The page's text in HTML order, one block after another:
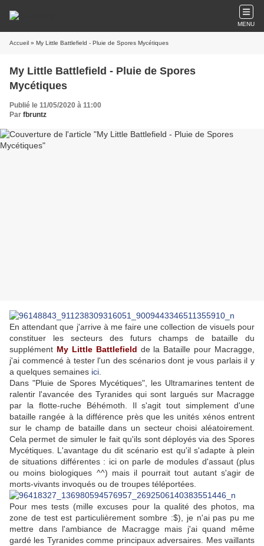
MENU
Accueil » My Little Battlefield - Pluie de Spores Mycétiques
My Little Battlefield - Pluie de Spores
Mycétiques
Publié le 11/05/2020 à 11:00
Par fbruntz
En attendant que j'arrive à me faire une collection de visuels pour
constituer les secteurs des futurs champs de bataille du
supplément My Little Battlefield de la Bataille pour Macragge,
j'ai commencé à tester l'un des scénarios dont je vous parlais il y
a quelques semaines ici
Dans "Pluie de Spores Mycétiques", les Ultramarines tentent de
ralentir l'avancée des Tyranides qui sont largués sur Macragge
par la flotte-ruche Béhémoth. Il s'agit tout simplement d'une
bataille rangée à la différence près que les unités xénos entrent
sur le champ de bataille dans un secteur choisi aléatoirement.
Cela permet de simuler le fait qu'ils sont déployés via des Spores
Mycétiques. L'avantage du dit scénario est qu'il s'adapte à plein
de situations différentes : ici on parle de modules d'assaut (plus
ou moins biologiques ^^) mais il pourrait tout autant s'agir de
morts-vivants invoqués ou de troupes téléportées.
Pour mes tests (mille excuses pour la qualité des photos, ma
zone de test est particulièrement sombre :$), je n'ai pas pu me
mettre dans l'ambiance de Macragge mais j'ai quand même
gardé les Tyranides comme principaux adversaires. Mes vaillants